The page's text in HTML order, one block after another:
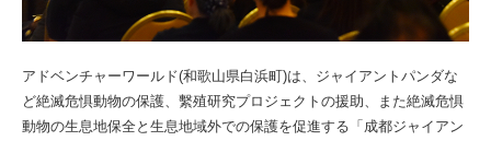
アドベンチャーワールド(和歌山県白浜町)は、ジャイアントパンダな
ど絶滅危惧動物の保護、繫殖研究プロジェクトの援助、また絶滅危惧
動物の生息地保全と生息地域外での保護を促進する「成都ジャイアン